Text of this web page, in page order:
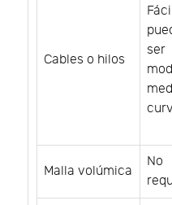
Cables o hilos
ser
Malla volúmica
No